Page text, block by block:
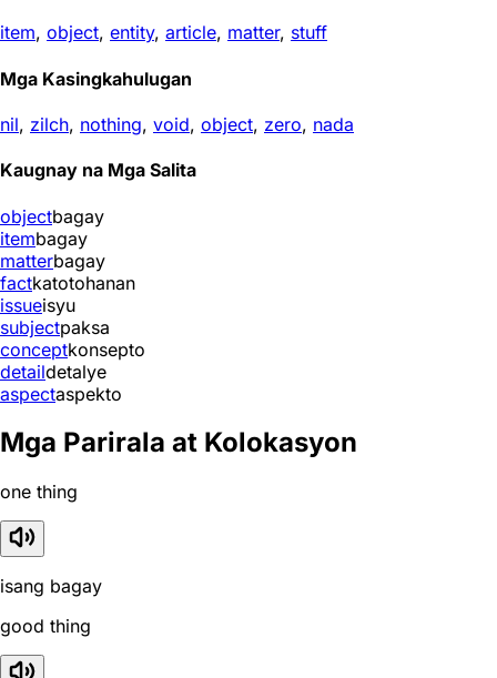
item, object, entity, article, matter, stuff
Mga Kasingkahulugan
nil, zilch, nothing, void, object, zero, nada
Kaugnay na Mga Salita
objectbagay
itembagay
matterbagay
factkatotohanan
issueisyu
subjectpaksa
conceptkonsepto
detaildetalye
aspectaspekto
Mga Parirala at Kolokasyon
one thing
isang bagay
good thing